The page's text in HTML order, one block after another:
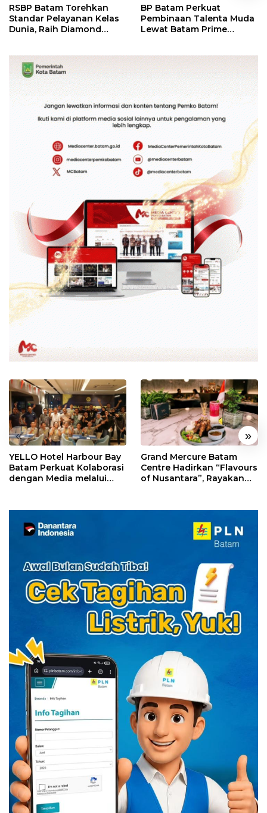
RSBP Batam Torehkan
Standar Pelayanan Kelas
Dunia, Raih Diamond
BP Batam Perkuat
Pembinaan Talenta Muda
Lewat Batam Prime
« »
YELLO Hotel Harbour Bay
Batam Perkuat Kolaborasi
dengan Media melalui
Grand Mercure Batam
Centre Hadirkan “Flavours
of Nusantara”, Rayakan